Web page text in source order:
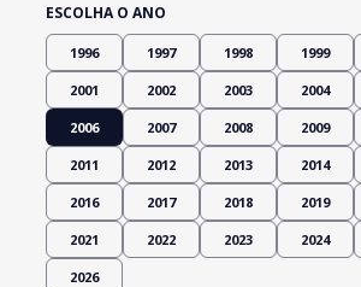
ESCOLHA O ANO
1996 1997 1998 1999
2001 2002 2003 2004
2006 2007 2008 2009
2011 2012 2013 2014
2016 2017 2018 2019
2021 2022 2023 2024
2026